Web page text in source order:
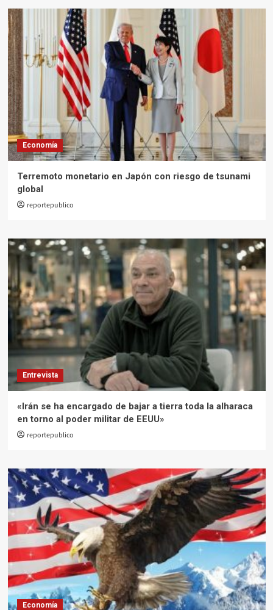
Economía
Terremoto monetario en Japón con riesgo de tsunami
global
reportepublico
Entrevista
«Irán se ha encargado de bajar a tierra toda la alharaca
en torno al poder militar de EEUU»
reportepublico
Economía